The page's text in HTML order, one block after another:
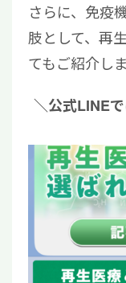
さらに、免疫
肢として、再
てもご紹介しま
＼公式LINE